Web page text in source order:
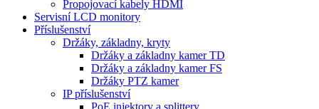
Propojovací kabely HDMI
Servisní LCD monitory
Příslušenství
Držáky, základny, kryty
Držáky a základny kamer TD
Držáky a základny kamer FS
Držáky PTZ kamer
IP příslušenství